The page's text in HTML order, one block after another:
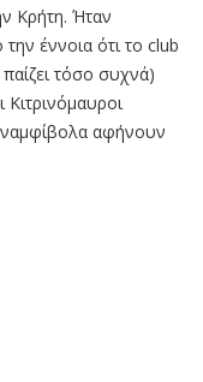
Κρήτη. Ήταν
έννοια ότι το club
τόσο συχνά)
αφήνουν